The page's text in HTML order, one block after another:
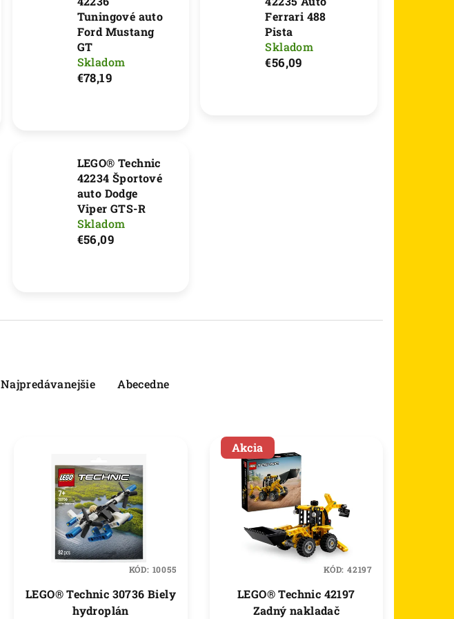
Tuningové auto
Ford Mustang
GT
Skladom
€78,19
Ferrari 488
Pista
Skladom
€56,09
LEGO® Technic
42234 Športové
auto Dodge
Viper GTS-R
Skladom
€56,09
Najpredávanejšie Abecedne
LEGO® Technic 30736 Biely
hydroplán
KÓD: 10055
Akcia
LEGO® Technic 42197
Zadný nakladač
KÓD: 42197